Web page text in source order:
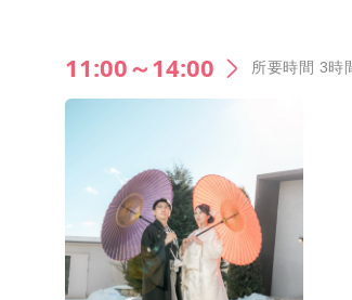
11:00～14:00 所要時間 3時